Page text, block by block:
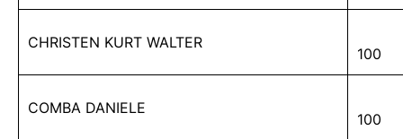
CHRISTEN KURT WALTER
100
COMBA DANIELE
100